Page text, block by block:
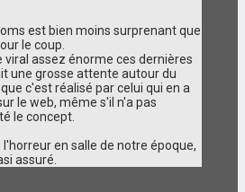
est bien moins surprenant que
le coup.
viral assez énorme ces dernières
une grosse attente autour du
c'est réalisé par celui qui en a
le web, même s'il n'a pas
le concept.
l'horreur en salle de notre époque,
assuré.